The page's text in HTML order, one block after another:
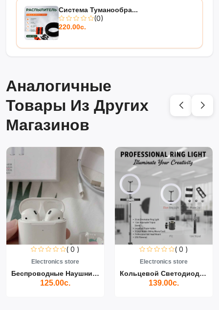
Система Туманообра...
(0)
220.00с.
Аналогичные
Товары Из Других
Магазинов
( 0 )
Electronics store
Беспроводные Наушники Air...
125.00с.
( 0 )
Electronics store
Кольцевой Светодиодный Св...
139.00с.